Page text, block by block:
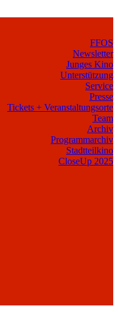
FFOS
Newsletter
Junges Kino
Unterstützung
Service
Presse
Tickets + Veranstaltungsorte
Team
Archiv
Programmarchiv
Stadtteilkino
CloseUp 2025